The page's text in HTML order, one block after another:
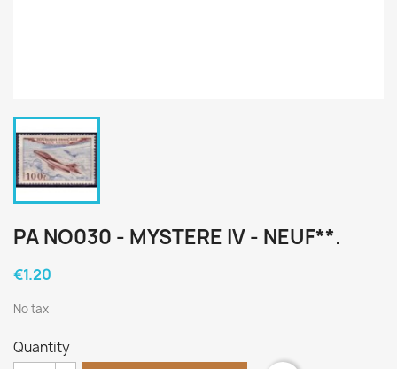
PA NO030 - MYSTERE IV - NEUF**.
€1.20
No tax
Quantity